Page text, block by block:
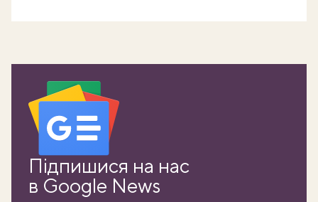
Підпишися на нас
в Google News